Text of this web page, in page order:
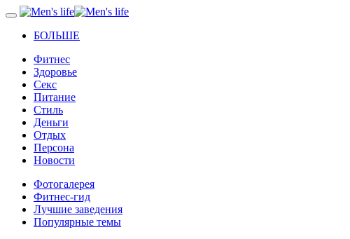
БОЛЬШЕ
Фитнес
Здоровье
Секс
Питание
Стиль
Деньги
Отдых
Персона
Новости
Фотогалерея
Фитнес-гид
Лучшие заведения
Популярные темы